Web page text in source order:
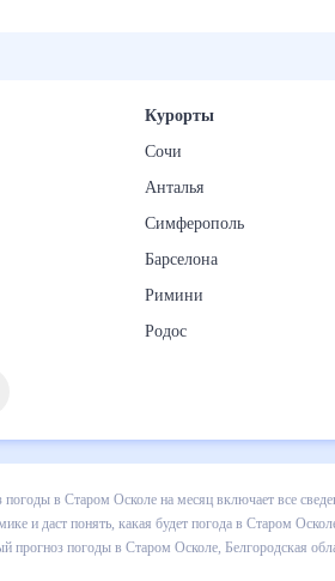
Курорты
Сочи
Анталья
Симферополь
Барселона
Римини
Родос
30 дней. Этот прогноз погоды в
визуализация прогноза покажет все
изменениям нужно быть готовым и
область, Россия, на 30 дней будет